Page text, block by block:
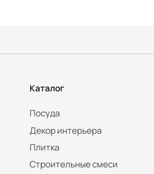
Каталог
Посуда
Декор интерьера
Плитка
Строительные смеси